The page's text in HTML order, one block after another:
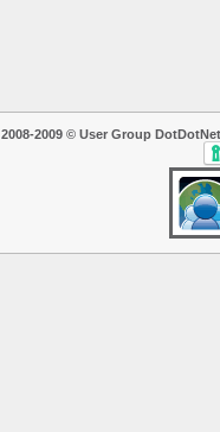
2008-2009 © User Group